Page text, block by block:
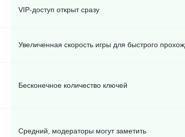
VIP-доступ открыт сразу
Увеличенная скорость игры для быстрого
Бесконечное количество ключей
Средний, модераторы могут заметить